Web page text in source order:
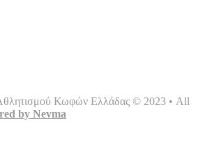
Κωφών Ελλάδας © 2023 • All
by Nevma